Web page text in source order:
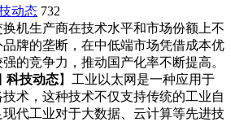
动态 732
机生产商在技术水平和市场份额上不
牌的垄断，在中低端市场凭借成本优
的竞争力，推动国产化率不断提高。
科技动态】工业以太网是一种应用于
术，这种技术不仅支持传统的工业自
代工业对于大数据、云计算等先进技